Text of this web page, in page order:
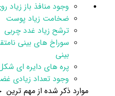
وجود منافذ باز زیاد
ضخامت زیاد پوست
ترشح زیاد غدد چربی
سوراخ های بینی
بینی
پره های دایره ای
وجود تعداد
موارد ذکر شده از مهم‌